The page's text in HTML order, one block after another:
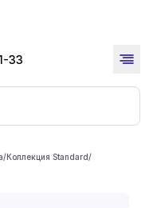
33
/Коллекция Standard/